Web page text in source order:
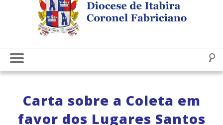
Carta sobre a Coleta em
favor dos Lugares Santos